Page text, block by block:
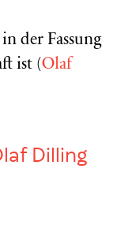
in der Fassung
ist (Olaf
Dilling